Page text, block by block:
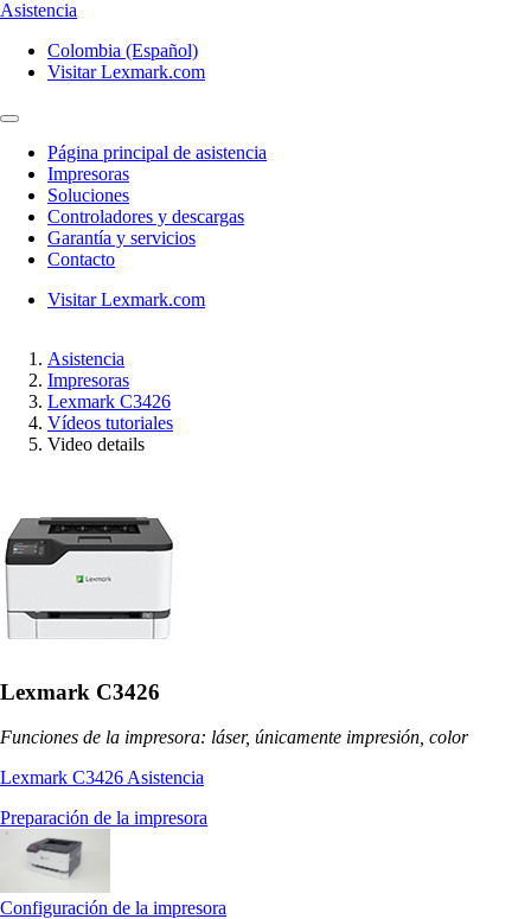
Asistencia
Colombia (Español)
Visitar Lexmark.com
Página principal de asistencia
Impresoras
Soluciones
Controladores y descargas
Garantía y servicios
Contacto
Visitar Lexmark.com
Asistencia
Impresoras
Lexmark C3426
Vídeos tutoriales
Video details
Lexmark C3426
Funciones de la impresora: láser, únicamente impresión, color
Lexmark C3426 Asistencia
Preparación de la impresora
Configuración de la impresora